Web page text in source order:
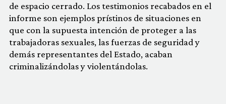
de espacio cerrado. Los testimonios recabados en el
informe son ejemplos prístinos de situaciones en
que con la supuesta intención de proteger a las
trabajadoras sexuales, las fuerzas de seguridad y
demás representantes del Estado, acaban
criminalizándolas y violentándolas.